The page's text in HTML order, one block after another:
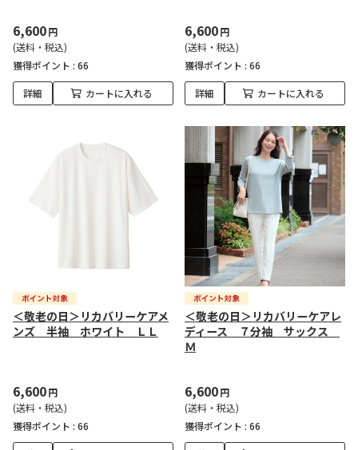
6,600円
(送料・税込)
獲得ポイント : 66
詳細 カートに入れる
6,600円
(送料・税込)
獲得ポイント : 66
詳細 カートに入れる
＜敬老の日＞リカバリーケアメ
ンズ 半袖 ホワイト ＬＬ
6,600円
(送料・税込)
獲得ポイント : 66
＜敬老の日＞リカバリーケアレ
ディース ７分袖 サックス
Ｍ
6,600円
(送料・税込)
獲得ポイント : 66